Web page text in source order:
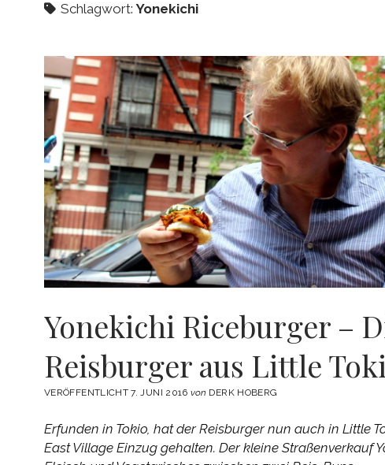
Schlagwort:Yonekichi
Yonekichi Riceburger –
Reisburger aus Little
VERÖFFENTLICHT 7. JUNI 2016von DERK HOBERG
Erfunden in Tokio, hat der Reisburger nun auch in Little
East Village Einzug gehalten. Der kleine Straßenverkauf